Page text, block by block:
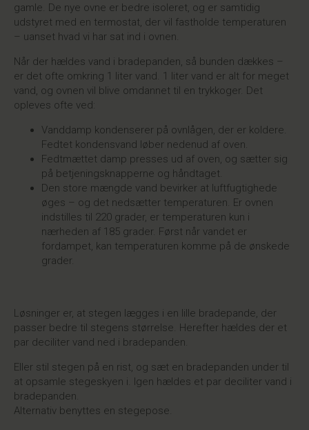
gamle. De nye ovne er bedre isoleret, og er samtidig
udstyret med en termostat, der vil fastholde temperaturen
– uanset hvad vi har sat ind i ovnen.
Når der hældes vand i bradepanden, så bunden dækkes –
er det ofte omkring 1 liter vand. 1 liter vand er alt for meget
vand, og ovnen vil blive omdannet til en trykkoger. Det
opleves ofte ved:
Vanddamp kondenserer på ovnlågen, der er koldere.
Fedtet kondensvand løber nedenud af oven.
Fedtmættet damp presses ud af oven, og sætter sig
på betjeningsknapperne og håndtaget.
Den store mængde vand bevirker at luftfugtighede
øges – og det nedsætter temperaturen. Er ovnen
indstilles til 220 grader, er temperaturen kun i
nærheden af 185 grader. Først når vandet er
fordampet, kan temperaturen komme på de ønskede
grader.
Løsninger er, at stegen lægges i en lille bradepande, der
passer bedre til stegens størrelse. Herefter hældes der et
par deciliter vand ned i bradepanden.
Eller stil stegen på en rist, og sæt en bradepanden under til
at opsamle stegeskyen i. Igen hældes et par deciliter vand i
bradepanden.
Alternativ benyttes en stegepose.